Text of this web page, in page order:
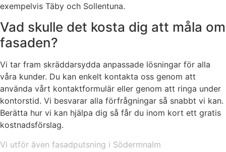
exempelvis Täby och Sollentuna.
Vad skulle det kosta dig att måla om
fasaden?
Vi tar fram skräddarsydda anpassade lösningar för alla
våra kunder. Du kan enkelt kontakta oss genom att
använda vårt kontaktformulär eller genom att ringa under
kontorstid. Vi besvarar alla förfrågningar så snabbt vi kan.
Berätta hur vi kan hjälpa dig så får du inom kort ett gratis
kostnadsförslag.
Vi utför även fasadputsning i Södermnalm